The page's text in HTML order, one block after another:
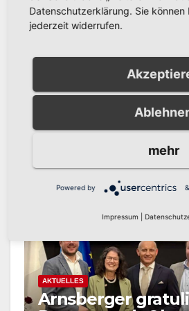
Freibad
AKTUELLES
Arnsberger
Datenschutzerklärung. Sie können
jederzeit widerrufen.
mehr
Powered by &
Impressum